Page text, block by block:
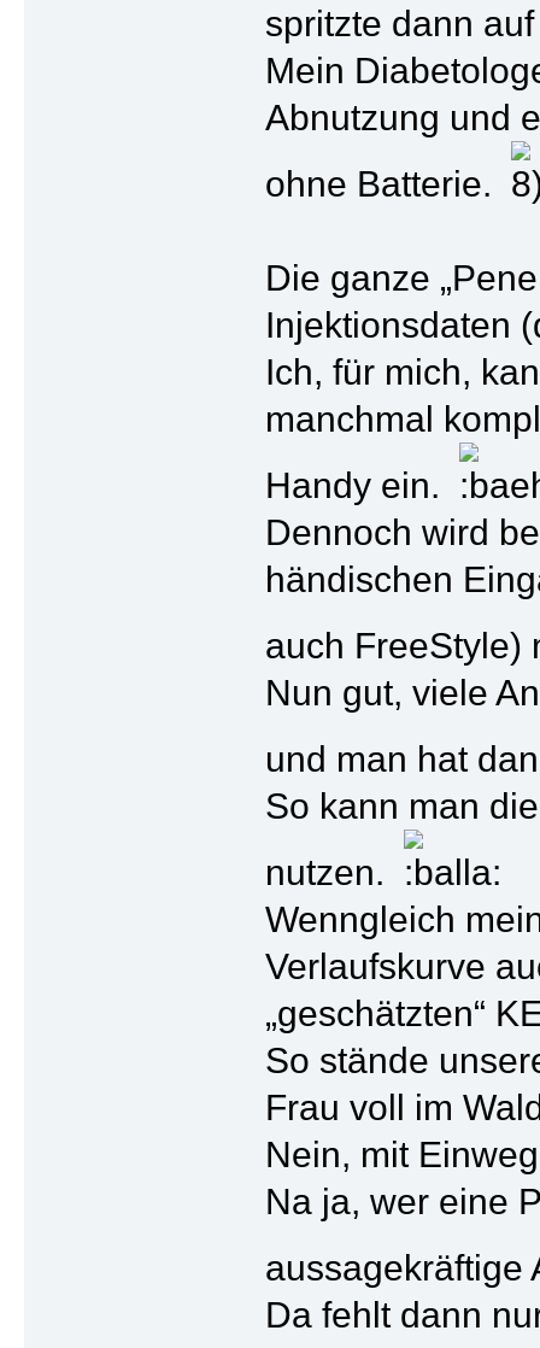
spritzte dann
Mein
Abnutzung und
ohne Batterie.
Die ganze
Injektionsdaten
Ich, für mich,
manchmal
Handy ein.
Dennoch wird
händischen
auch
Nun gut, viele
und man hat
So kann man
nutzen.
Wenngleich
Verlaufskurve
„geschätzten“
So stände
Frau voll im
Nein, mit
Na ja, wer eine
Da fehlt dann